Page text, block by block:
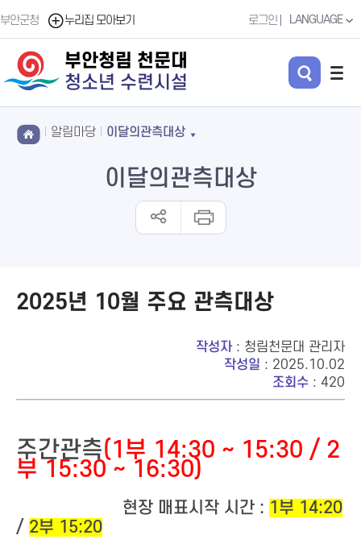
부안군청 누리집 모아보기 로그인 LANGUAGE
부안청림 천문대
청소년 수련시설
알림마당 이달의관측대상
이달의관측대상
2025년 10월 주요 관측대상
작성자: 청림천문대 관리자
작성일 : 2025.10.02
조회수 : 420
주간관측(1부 14:30 ~ 15:30 / 2
부 15:30 ~ 16:30)
현장 매표시작 시간 : 1부 14:20
/ 2부 15:20